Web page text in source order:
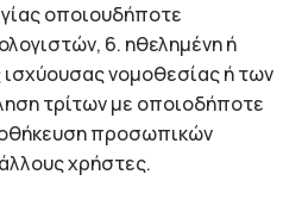
οποιουδήποτε
6. ηθελημένη ή
νομοθεσίας ή των
τρίτων με οποιοδήποτε
προσωπικών
χρήστες.